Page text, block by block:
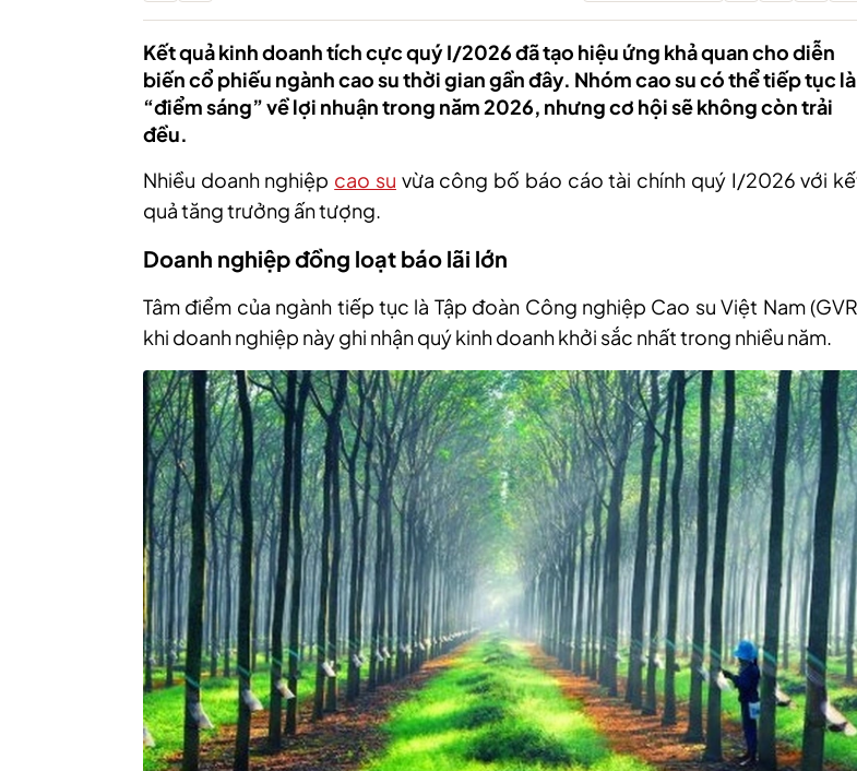
Kết quả kinh doanh tích cực quý I/2026 đã tạo hiệu ứng khả quan cho diễn
biến cổ phiếu ngành cao su thời gian gần đây. Nhóm cao su có thể tiếp tục là
“điểm sáng” về lợi nhuận trong năm 2026, nhưng cơ hội sẽ không còn trải
đều.
Nhiều doanh nghiệp cao su vừa công bố báo cáo tài chính quý I/2026 với
quả tăng trưởng ấn tượng.
Doanh nghiệp đồng loạt báo lãi lớn
Tâm điểm của ngành tiếp tục là Tập đoàn Công nghiệp Cao su Việt Nam
khi doanh nghiệp này ghi nhận quý kinh doanh khởi sắc nhất trong nhiều năm.